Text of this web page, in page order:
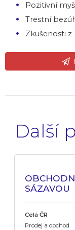
Pozitivní
Trestní
Zkušenosti
Další
SÁZAVOU
Celá ČR
Prodej a obchod